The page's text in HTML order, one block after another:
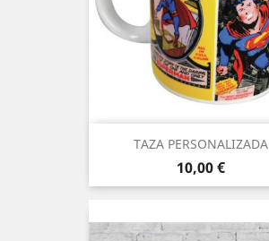
TAZA PERSONALIZADA
Precio
10,00 €